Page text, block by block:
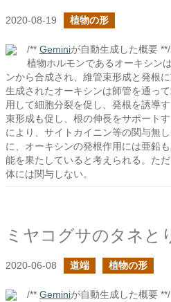
2020-08-19 植物の形
/** Geminiが自動生成した概要 **/
植物ホルモンであるオーキシン
ンから合成され、維管束形成と発根
生成されたオーキシンは師管を通っ
用して細胞分裂を促し、発根を誘導
束形成も促し、根の伸長をサポート
により、サイトカイニン等の関与無
に、オーキシンの発根作用には亜鉛
能を果たしていると考えられる。た
体には関与しない。
ミヤコグサのタネと
2020-06-08 道端 植物の形
/** Geminiが自動生成した概要 **/